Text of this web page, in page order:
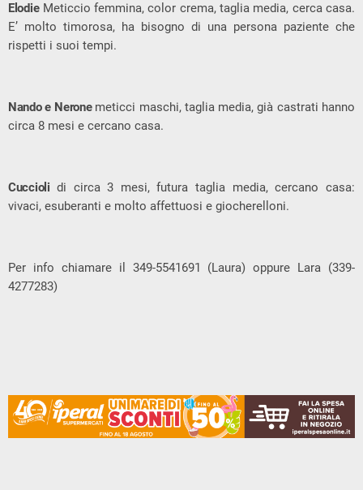
ElodieMeticcio femmina, color crema, taglia media, cerca casa.
E’ molto timorosa, ha bisogno di una persona paziente che
rispetti i suoi tempi.
Nando e Nerone meticci maschi, taglia media, già castrati hanno
circa 8 mesi e cercano casa.
Cuccioli di circa 3 mesi, futura taglia media, cercano casa:
vivaci, esuberanti e molto affettuosi e giocherelloni.
Per info chiamare il 349-5541691 (Laura) oppure Lara (339-
4277283)